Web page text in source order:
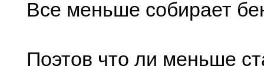
Все меньше собирает
Поэтов что ли меньше